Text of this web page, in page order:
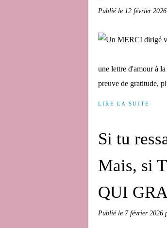
Publié le 12 février 2026
une lettre d'amour à
preuve de gratitude,
LIRE LA SUITE
Si tu
Mais, si
QUI
Publié le 7 février 2026